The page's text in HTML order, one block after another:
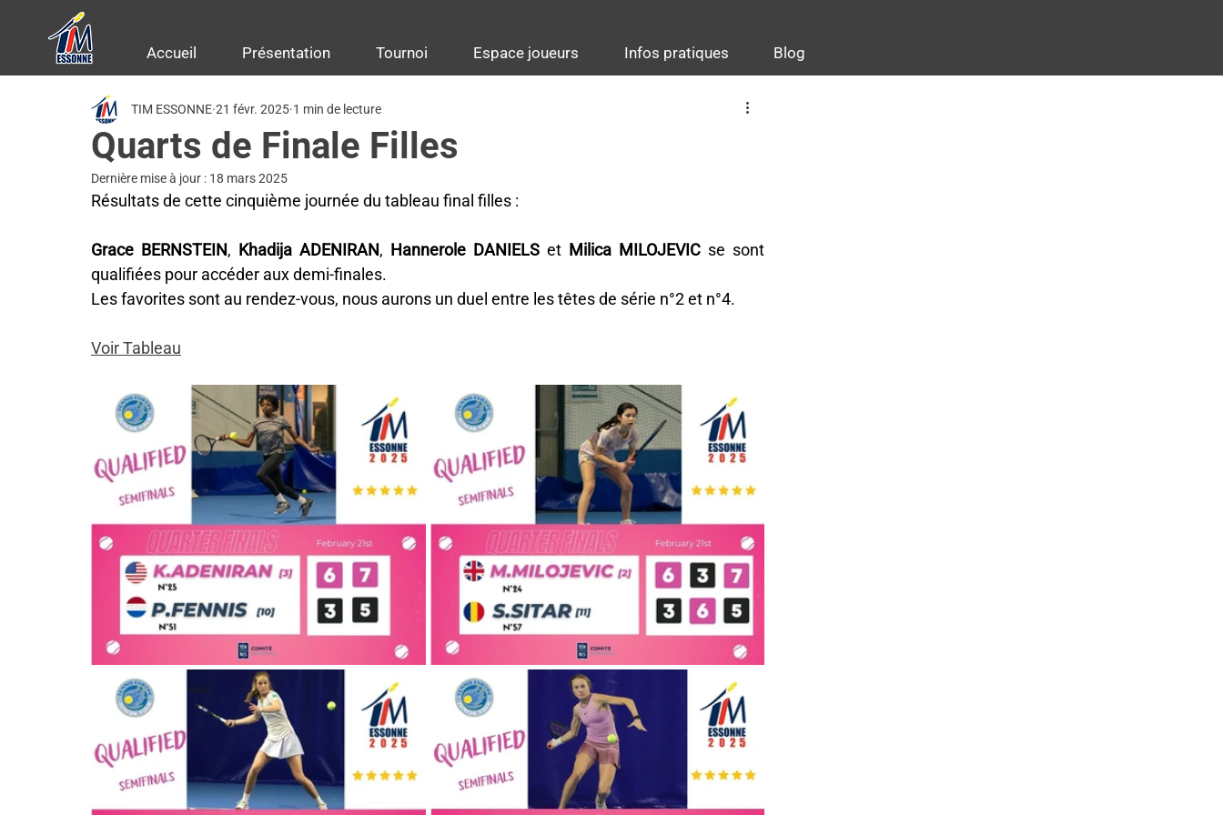
Accueil Présentation Tournoi Espace joueurs Infos pratiques Blog
Quarts de Finale Filles
TIM ESSONNE 21 févr. 2025 1 min de lecture
Dernière mise à jour : 18 mars 2025
Résultats de cette cinquième journée du tableau final filles :
Grace BERNSTEIN, Khadija ADENIRAN, Hannerole DANIELS et Milica MILOJEVIC se sont
qualifiées pour accéder aux demi-finales.
Les favorites sont au rendez-vous, nous aurons un duel entre les têtes de série n°2 et n°4.
Voir Tableau